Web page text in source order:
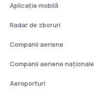
Aplicație mobilă
Radar de zboruri
Companii aeriene
Companii aeriene naţionale
Aeroporturi